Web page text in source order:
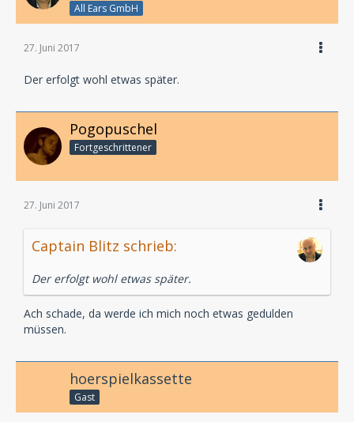
All Ears GmbH
27. Juni 2017
Der erfolgt wohl etwas später.
Pogopuschel
Fortgeschrittener
27. Juni 2017
Captain Blitz schrieb:
Der erfolgt wohl etwas später.
Ach schade, da werde ich mich noch etwas gedulden
müssen.
hoerspielkassette
Gast